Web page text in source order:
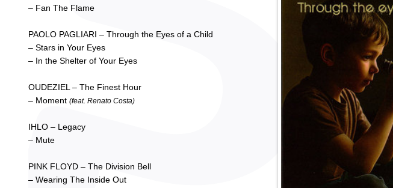
– Fan The Flame
PAOLO PAGLIARI – Through the Eyes of a Child
– Stars in Your Eyes
– In the Shelter of Your Eyes
OUDEZIEL – The Finest Hour
– Moment (feat. Renato Costa)
IHLO – Legacy
– Mute
PINK FLOYD – The Division Bell
– Wearing The Inside Out